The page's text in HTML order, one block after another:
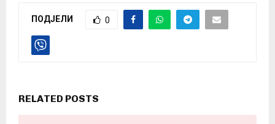
ПОДЈЕЛИ 0
RELATED POSTS